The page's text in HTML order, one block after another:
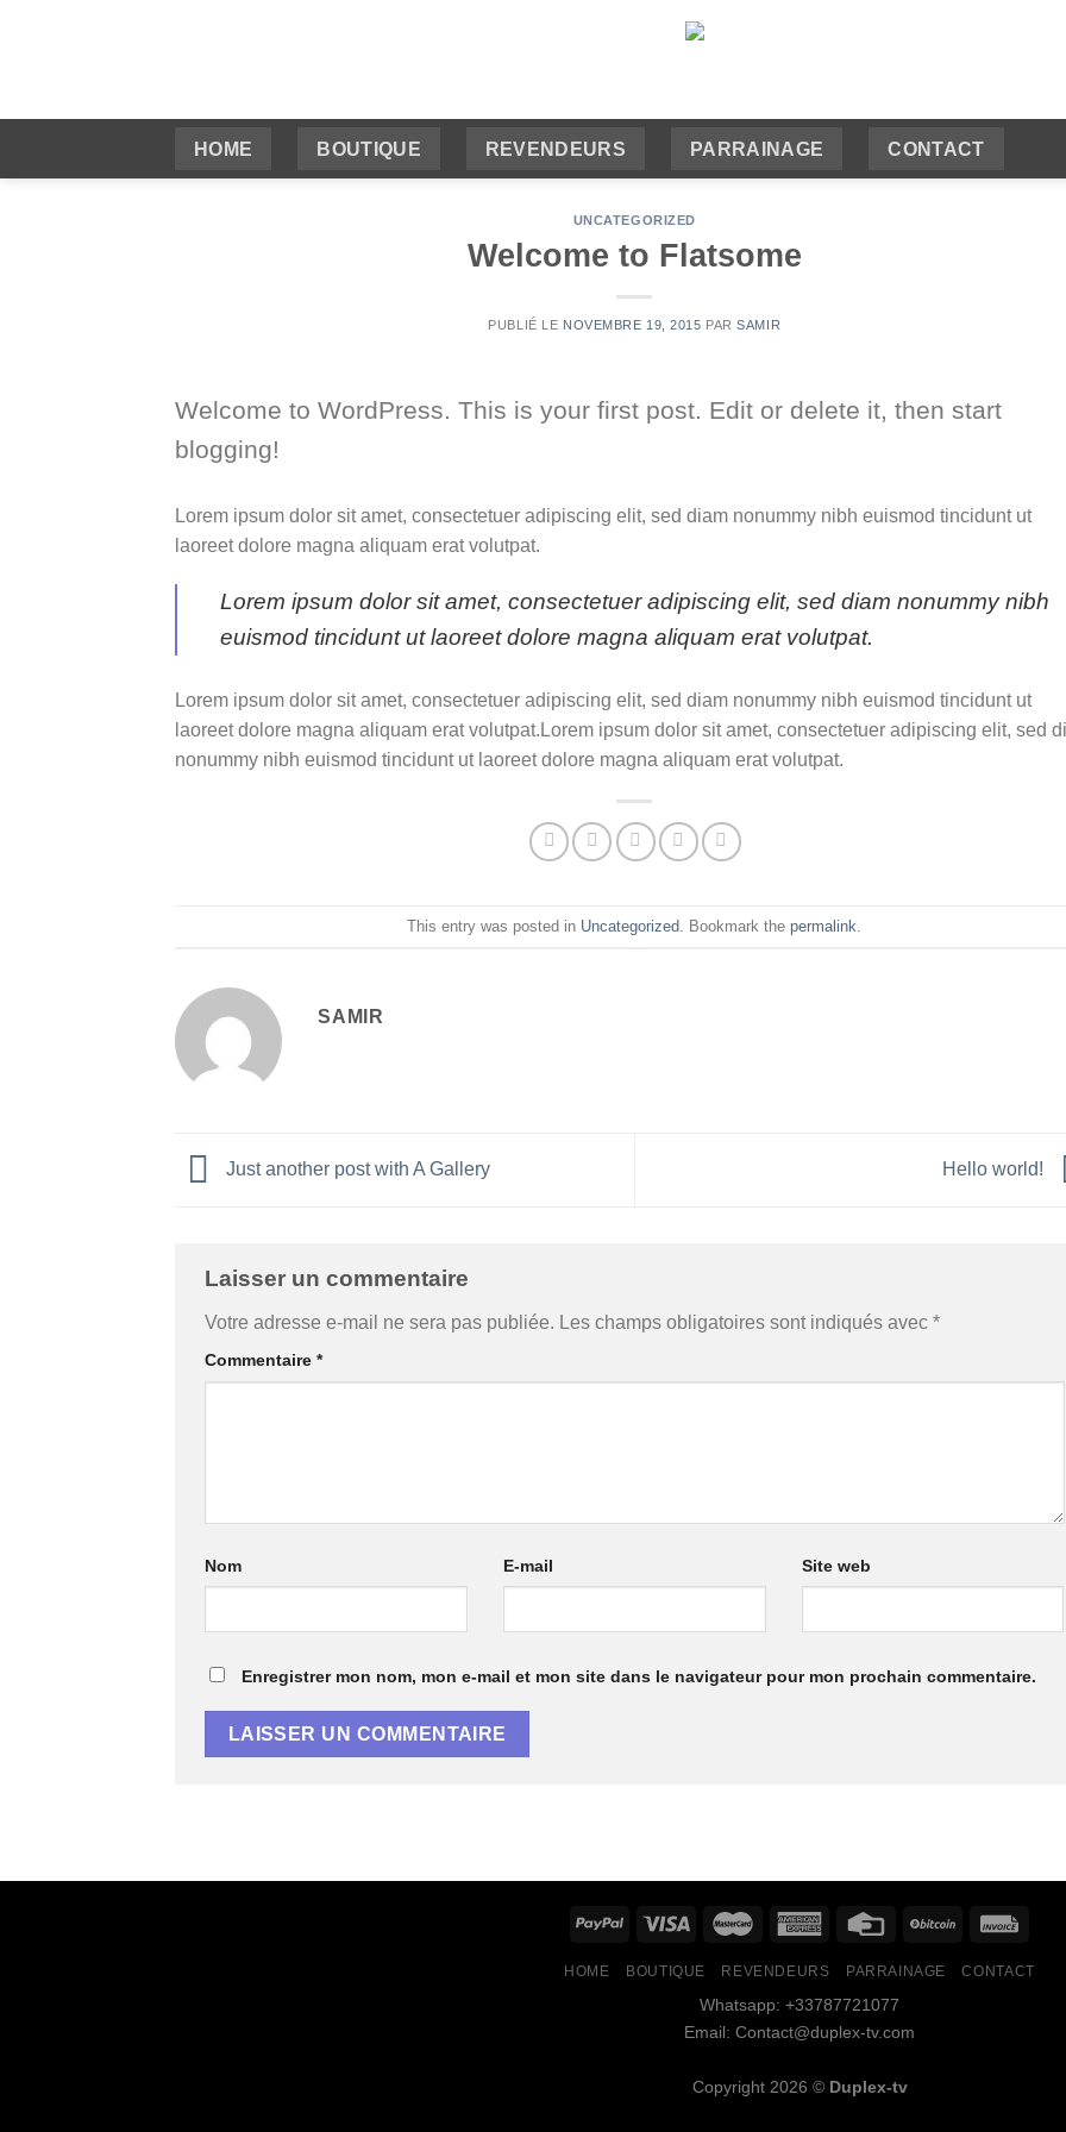
HOME BOUTIQUE REVENDEURS PARRAINAGE CONTACT
UNCATEGORIZED
Welcome to Flatsome
PUBLIÉ LE NOVEMBRE 19, 2015 PARSAMIR
Welcome to WordPress. This is your first post. Edit or delete it, then start
blogging!
Lorem ipsum dolor sit amet, consectetuer adipiscing elit, sed diam nonummy nibh euismod tincidunt ut
laoreet dolore magna aliquam erat volutpat.
Lorem ipsum dolor sit amet, consectetuer adipiscing elit, sed diam nonummy nibh
euismod tincidunt ut laoreet dolore magna aliquam erat volutpat.
Lorem ipsum dolor sit amet, consectetuer adipiscing elit, sed diam nonummy nibh euismod tincidunt ut
laoreet dolore magna aliquam erat volutpat.Lorem ipsum dolor sit amet, consectetuer adipiscing elit, sed
nonummy nibh euismod tincidunt ut laoreet dolore magna aliquam erat volutpat.
This entry was posted in Uncategorized . Bookmark thepermalink
SAMIR
Just another post with A Gallery Hello world!
Laisser un commentaire
Votre adresse e-mail ne sera pas publiée. Les champs obligatoires sont indiqués avec *
Commentaire *
Nom E-mail Site web
Enregistrer mon nom, mon e-mail et mon site dans le navigateur pour mon prochain commentaire.
HOME BOUTIQUE REVENDEURS PARRAINAGE CONTACT
Whatsapp: +33787721077
Email: Contact@duplex-tv.com
Copyright 2026 © Duplex-tv